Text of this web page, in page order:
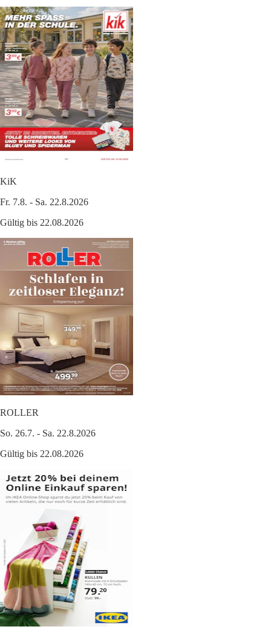
KiK
Fr. 7.8. - Sa. 22.8.2026
Gültig bis 22.08.2026
ROLLER
So. 26.7. - Sa. 22.8.2026
Gültig bis 22.08.2026